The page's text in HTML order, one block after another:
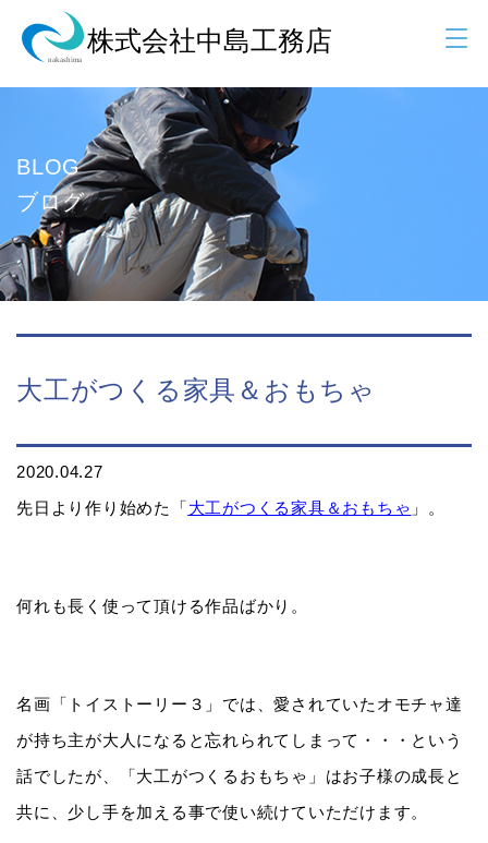
BLOG
ブログ
大工がつくる家具＆おもちゃ
2020.04.27
先日より作り始めた「大工がつくる家具＆おもちゃ 」。
何れも長く使って頂ける作品ばかり。
名画「トイストーリー３」では、愛されていたオモチャ達
が持ち主が大人になると忘れられてしまって・・・という
話でしたが、「大工がつくるおもちゃ」はお子様の成長と
共に、少し手を加える事で使い続けていただけます。